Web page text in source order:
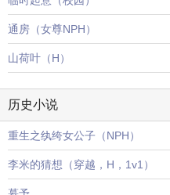
通房（女尊NPH）
山荷叶（H）
历史小说
重生之纨绔女公子（NPH）
李米的猜想（穿越，H，1v1）